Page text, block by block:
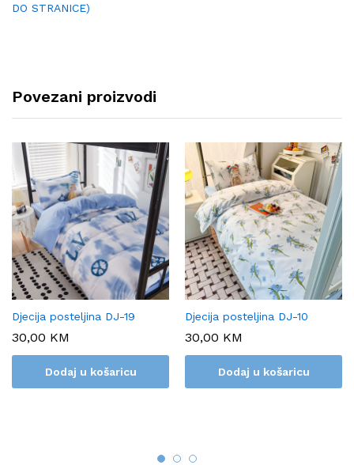
DO STRANICE)
Povezani proizvodi
Djecija posteljina DJ-19
30,00 KM
Dodaj u košaricu
Djecija posteljina DJ-10
30,00 KM
Dodaj u košaricu